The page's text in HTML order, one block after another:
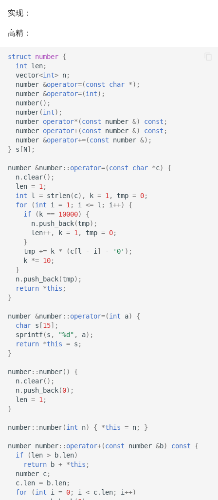
实现：
高精：
struct number {
int
len;
vector<int> n;
number &operator=(const char *);
number &operator=(int);
number();
number(int);
number operator* (const number &) const ;
number operator+(const number &) const ;
number &operator+=(const number &);
}
s [N];
number &number:: operator=(const char *c)
{
n. clear();
len = 1 ;
int
l = strlen(c), k = 1 , tmp = 0;
for
(int i = 1 ; i <= l ; i++)
{
if
( k == 10000)
{
n. push_back(tmp);
len++, k = 1 , tmp = 0;
}
tmp += k * (c [l - i ] - '0' );
k *= 10;
}
n. push_back(tmp);
return *this ;
}
number &number:: operator=(int a)
{
char s [15];
sprintf(s , "%d" , a);
return *this = s ;
}
number:: number()
{
n. clear();
n. push_back(0);
len = 1 ;
}
number:: number(int n) { *this = n; }
number number:: operator+(const number &b) const
{
if
(len > b. len)
return
b + *this ;
number c;
c. len = b. len;
for
(int i = 0; i < c. len; i++)